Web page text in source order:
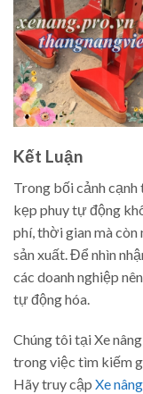
Kết Luận
Trong bối cảnh cạnh
kẹp phuy tự động
phí, thời gian mà còn
sản xuất. Để nhìn
các doanh nghiệp
tự động hóa.
Chúng tôi tại Xe
trong việc tìm kiếm
Hãy truy cập Xe